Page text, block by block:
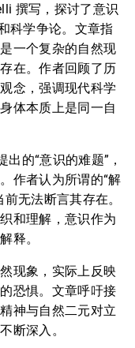
撰写，探讨了意识
科学争论。文章指
一个复杂的自然现
在。作者回顾了历
念，强调现代科学
体本质上是同一自
的“意识的难题”，
作者认为所谓的“解
无法断言其存在。
和理解，意识作为
释。
现象，实际上反映
恐惧。文章呼吁接
神与自然二元对立
断深入。